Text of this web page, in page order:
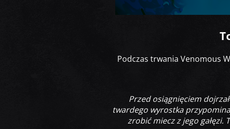
Podczas trwania Venomous
Przed osiągnięciem
twardego wyrostka
zrobić miecz z jego